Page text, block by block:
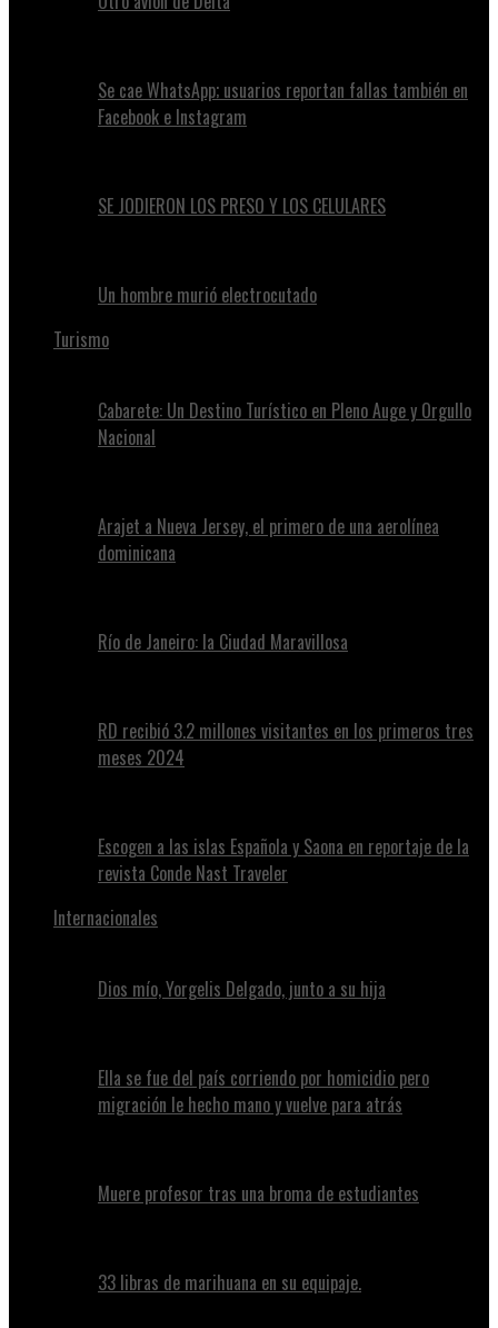
Se cae WhatsApp; usuarios reportan fallas también en
Facebook e Instagram
SE JODIERON LOS PRESO Y LOS CELULARES
Un hombre murió electrocutado
Turismo
Cabarete: Un Destino Turístico en Pleno Auge y Orgullo
Nacional
Arajet a Nueva Jersey, el primero de una aerolínea
dominicana
Río de Janeiro: la Ciudad Maravillosa
RD recibió 3.2 millones visitantes en los primeros tres
meses 2024
Escogen a las islas Española y Saona en reportaje de la
revista Conde Nast Traveler
Internacionales
Dios mío, Yorgelis Delgado, junto a su hija
Ella se fue del país corriendo por homicidio pero
migración le hecho mano y vuelve para atrás
Muere profesor tras una broma de estudiantes
33 libras de marihuana en su equipaje.